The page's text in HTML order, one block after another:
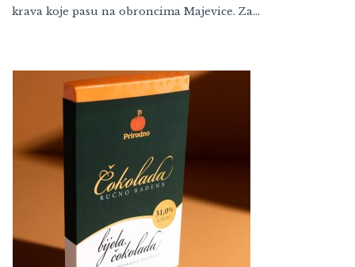
krava koje pasu na obroncima Majevice. Za…